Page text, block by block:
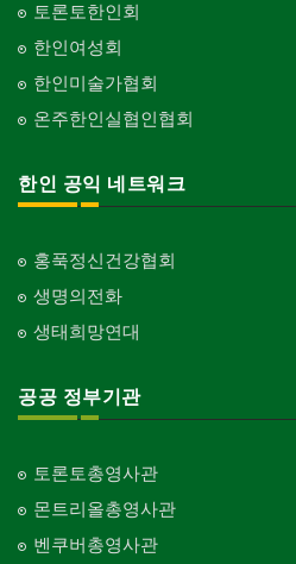
토론토한인회
한인여성회
한인미술가협회
온주한인실협인협회
한인 공익 네트워크
홍푹정신건강협회
생명의전화
생태희망연대
공공 정부기관
토론토총영사관
몬트리올총영사관
벤쿠버총영사관